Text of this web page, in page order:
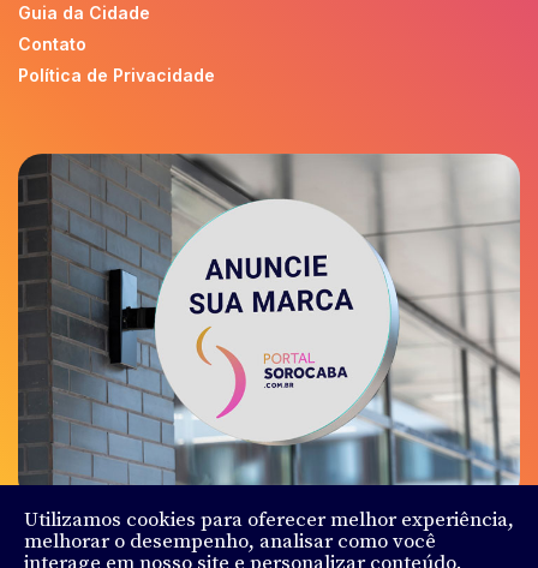
Guia da Cidade
Contato
Política de Privacidade
Utilizamos cookies para oferecer melhor experiência,
melhorar o desempenho, analisar como você